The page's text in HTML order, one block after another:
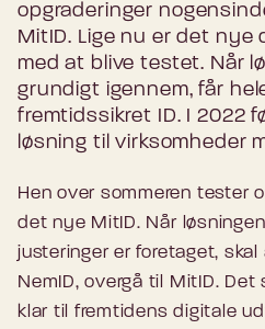
opgraderinger
MitID. Lige nu er det nye
med at blive testet. Når
grundigt igennem, får
fremtidssikret ID. I 2022
løsning til virksomheder
Hen over sommeren tester
det nye MitID. Når
justeringer er foretaget, skal
NemID, overgå til MitID. Det
klar til fremtidens digitale